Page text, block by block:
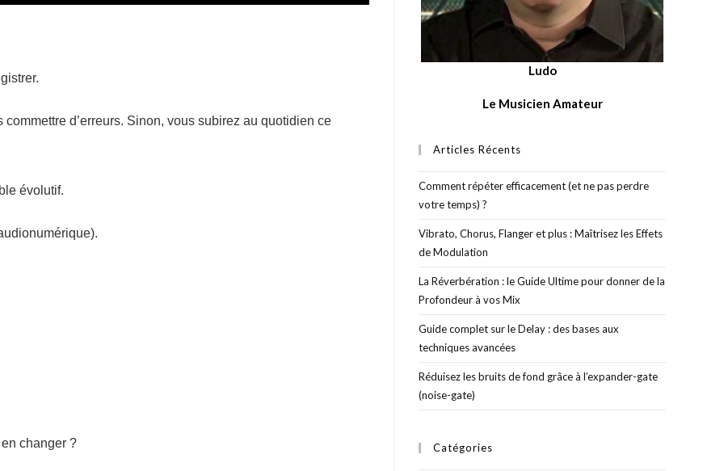
d’erreurs. Sinon, vous subirez au quotidien ce
évolutif.
en changer ?
Ludo
Le Musicien Amateur
Articles Récents
Comment répéter efficacement (et ne pas perdre
votre temps) ?
Vibrato, Chorus, Flanger et plus : Maîtrisez les Effets
de Modulation
La Réverbération : le Guide Ultime pour donner de la
Profondeur à vos Mix
Guide complet sur le Delay : des bases aux
techniques avancées
Réduisez les bruits de fond grâce à l’expander-gate
(noise-gate)
Catégories